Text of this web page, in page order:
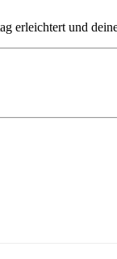
erleichtert und